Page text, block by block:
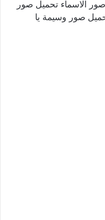
الاسماء تحميل صور
صور وسيمة يا